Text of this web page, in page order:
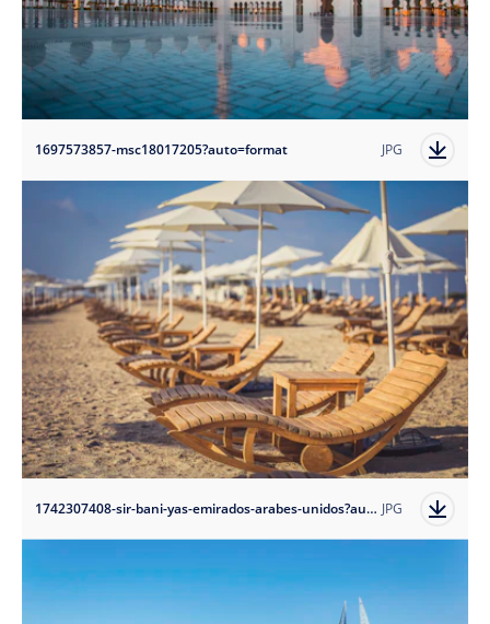
1697573857-msc18017205?auto=format JPG
1742307408-sir-bani-yas-emirados-arabes-unidos?auto=format JPG